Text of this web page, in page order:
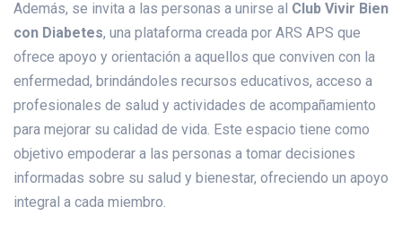
Además, se invita a las personas a unirse al Club Vivir Bien
con Diabetes, una plataforma creada por ARS APS que
ofrece apoyo y orientación a aquellos que conviven con la
enfermedad, brindándoles recursos educativos, acceso a
profesionales de salud y actividades de acompañamiento
para mejorar su calidad de vida. Este espacio tiene como
objetivo empoderar a las personas a tomar decisiones
informadas sobre su salud y bienestar, ofreciendo un apoyo
integral a cada miembro.